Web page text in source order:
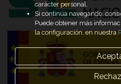
carácter personal.
Si continúa navegando,
Puede obtener más
la configuración, en nuestra